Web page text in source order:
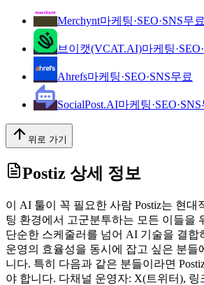
Merchynt마케팅·SEO·SNS무료
브이캣(VCAT.AI)마케팅
Ahrefs마케팅·SEO·SNS무료
SocialPost.AI마케팅·SEO·SNS
위로 가기
Postiz 상세 정보
이 AI 툴이 꼭 필요한 사람 Postiz는 현대
팅 환경에서 고군분투하는 모든 이들을
단순한 스케줄러를 넘어 AI 기술을 결합
운영의 효율성을 동시에 잡고 싶은 분들
니다. 특히 다음과 같은 분들이라면
야 합니다. 다채널 운영자: X(트위터), 링